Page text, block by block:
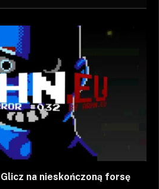
na nieskończoną forsę